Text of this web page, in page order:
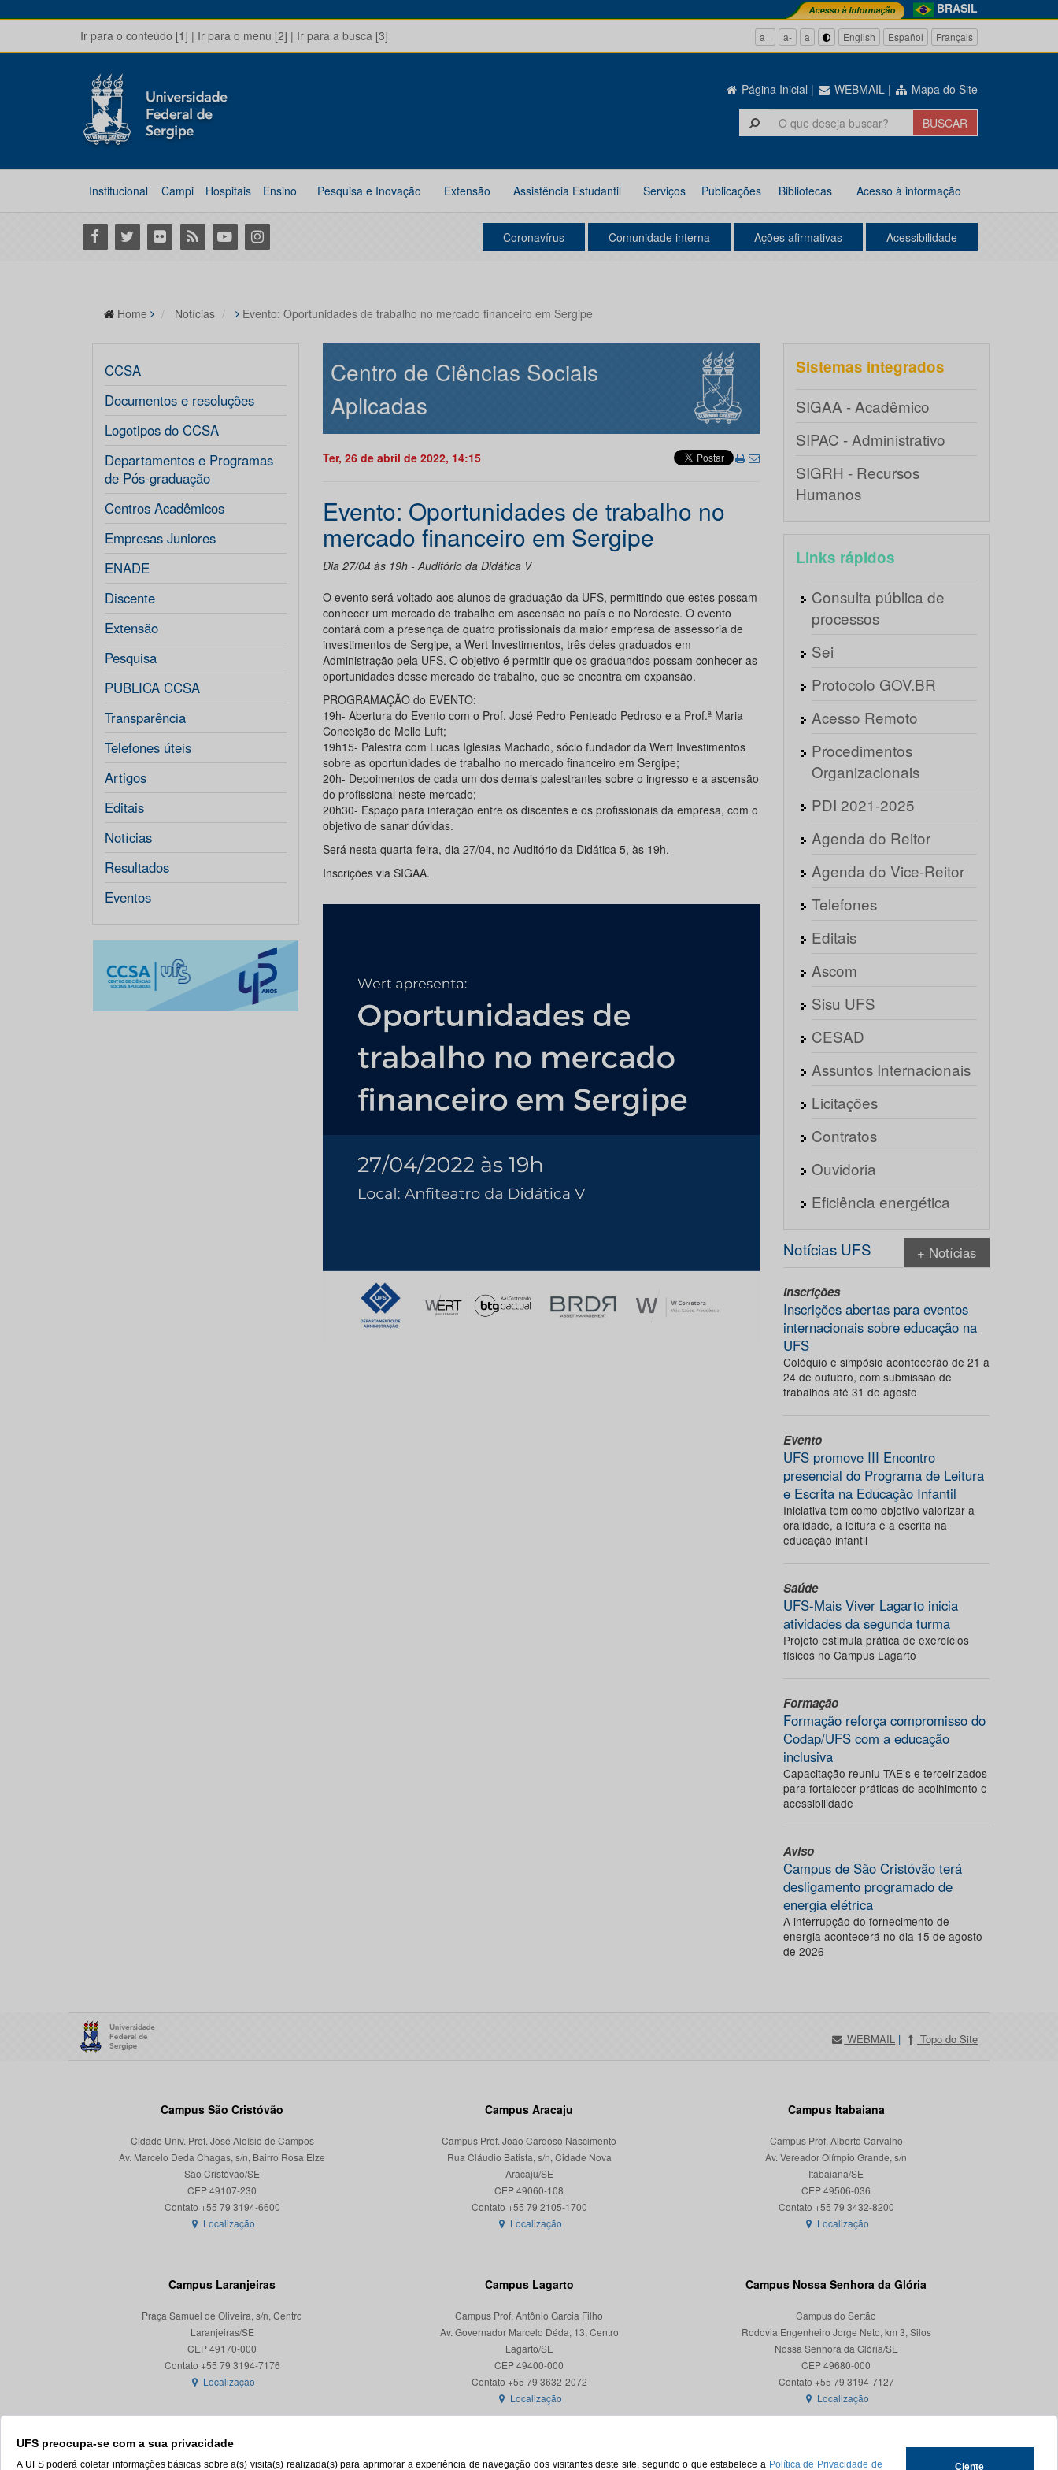
BRASIL
Ir para o conteúdo [1] | Ir para o menu [2] | Ir para a busca [3] a+ a- a English Español Français
Página Inicial | WEBMAIL | Mapa do Site
Institucional Campi Hospitais Ensino Pesquisa e Inovação Extensão Assistência Estudantil Serviços Publicações Bibliotecas Acesso à informação
Facebook
Twitter Flickr RSS YoutubeInstagram Coronavírus Comunidade interna Ações afirmativas Acessibilidade
UFS preocupa-se com a sua privacidade
A UFS poderá coletar informações básicas sobre a(s) visita(s) realizada(s) para aprimorar a experiência de navegação dos visitantes deste site, segundo o que estabelece a Política de Privacidade de Ciente
Home Notícias Evento: Oportunidades de trabalho no mercado financeiro em Sergipe
CCSA
Documentos e resoluções
Logotipos do CCSA
Departamentos e Programas
de Pós-graduação
Centros Acadêmicos
Empresas Juniores
ENADE
Discente
Extensão
Pesquisa
PUBLICA CCSA
Transparência
Telefones úteis
Artigos
Editais
Notícias
Resultados
Eventos
Centro de Ciências Sociais
Aplicadas
Ter, 26 de abril de 2022, 14:15
Evento: Oportunidades de trabalho no
mercado financeiro em Sergipe
Dia 27/04 às 19h - Auditório da Didática V
O evento será voltado aos alunos de graduação da UFS, permitindo que estes possam
conhecer um mercado de trabalho em ascensão no país e no Nordeste. O evento
contará com a presença de quatro profissionais da maior empresa de assessoria de
investimentos de Sergipe, a Wert Investimentos, três deles graduados em
Administração pela UFS. O objetivo é permitir que os graduandos possam conhecer as
oportunidades desse mercado de trabalho, que se encontra em expansão.
PROGRAMAÇÃO do EVENTO:
19h- Abertura do Evento com o Prof. José Pedro Penteado Pedroso e a Prof.ª Maria
Conceição de Mello Luft;
19h15- Palestra com Lucas Iglesias Machado, sócio fundador da Wert Investimentos
sobre as oportunidades de trabalho no mercado financeiro em Sergipe;
20h- Depoimentos de cada um dos demais palestrantes sobre o ingresso e a ascensão
do profissional neste mercado;
20h30- Espaço para interação entre os discentes e os profissionais da empresa, com o
objetivo de sanar dúvidas.
Será nesta quarta-feira, dia 27/04, no Auditório da Didática 5, às 19h.
Inscrições via SIGAA.
Sistemas integrados
SIGAA - Acadêmico
SIPAC - Administrativo
SIGRH - Recursos
Humanos
Links rápidos
Consulta pública de
processos
Sei
Protocolo GOV.BR
Acesso Remoto
Procedimentos
Organizacionais
PDI 2021-2025
Agenda do Reitor
Agenda do Vice-Reitor
Telefones
Editais
Ascom
Sisu UFS
CESAD
Assuntos Internacionais
Licitações
Contratos
Ouvidoria
Eficiência energética
Notícias UFS + Notícias
Inscrições
Inscrições abertas para eventos
internacionais sobre educação na
UFS
Colóquio e simpósio acontecerão de 21 a
24 de outubro, com submissão de
trabalhos até 31 de agosto
Evento
UFS promove III Encontro
presencial do Programa de Leitura
e Escrita na Educação Infantil
Iniciativa tem como objetivo valorizar a
oralidade, a leitura e a escrita na
educação infantil
Saúde
UFS-Mais Viver Lagarto inicia
atividades da segunda turma
Projeto estimula prática de exercícios
físicos no Campus Lagarto
Formação
Formação reforça compromisso do
Codap/UFS com a educação
inclusiva
Capacitação reuniu TAE’s e terceirizados
para fortalecer práticas de acolhimento e
acessibilidade
Aviso
Campus de São Cristóvão terá
desligamento programado de
energia elétrica
A interrupção do fornecimento de
energia acontecerá no dia 15 de agosto
de 2026
WEBMAIL | Topo do Site
Campus São Cristóvão
Cidade Univ. Prof. José Aloísio de Campos
Av. Marcelo Deda Chagas, s/n, Bairro Rosa Elze
São Cristóvão/SE
CEP 49107-230
Localização
Campus Aracaju
Campus Prof. João Cardoso Nascimento
Rua Cláudio Batista, s/n, Cidade Nova
Aracaju/SE
CEP 49060-108
Localização
Campus Itabaiana
Campus Prof. Alberto Carvalho
Av. Vereador Olímpio Grande, s/n
Itabaiana/SE
CEP 49506-036
Localização
Campus Laranjeiras
Praça Samuel de Oliveira, s/n, Centro
Laranjeiras/SE
CEP 49170-000
Localização
Campus Lagarto
Campus Prof. Antônio Garcia Filho
Av. Governador Marcelo Déda, 13, Centro
Lagarto/SE
CEP 49400-000
Localização
Campus Nossa Senhora da Glória
Campus do Sertão
Rodovia Engenheiro Jorge Neto, km 3, Silos
Nossa Senhora da Glória/SE
CEP 49680-000
Contato +55 79 3194-7127
Localização